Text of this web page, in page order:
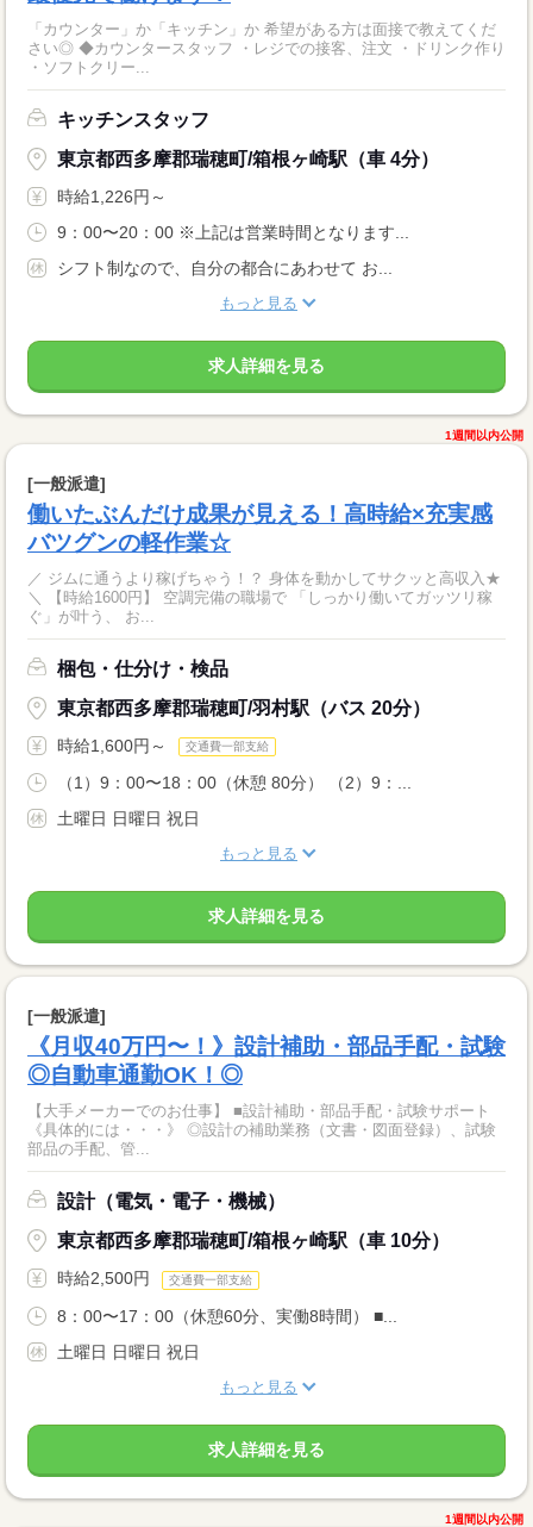
「カウンター」か「キッチン」か 希望がある方は面接で教えてくだ
さい◎ ◆カウンタースタッフ ・レジでの接客、注文 ・ドリンク作り
・ソフトクリー...
キッチンスタッフ
東京都西多摩郡瑞穂町/箱根ヶ崎駅（車 4分）
時給1,226円～
9：00〜20：00 ※上記は営業時間となります...
シフト制なので、自分の都合にあわせて お...
もっと見る
求人詳細を見る
1週間以内公開
[一般派遣]
働いたぶんだけ成果が見える！高時給×充実感
バツグンの軽作業☆
／ ジムに通うより稼げちゃう！？ 身体を動かしてサクッと高収入★
＼ 【時給1600円】 空調完備の職場で 「しっかり働いてガッツリ稼
ぐ」が叶う、 お...
梱包・仕分け・検品
東京都西多摩郡瑞穂町/羽村駅（バス 20分）
時給1,600円～ 交通費一部支給
（1）9：00〜18：00（休憩 80分） （2）9：...
土曜日 日曜日 祝日
もっと見る
求人詳細を見る
[一般派遣]
《月収40万円〜！》設計補助・部品手配・試験
◎自動車通勤OK！◎
【大手メーカーでのお仕事】 ■設計補助・部品手配・試験サポート
《具体的には・・・》 ◎設計の補助業務（文書・図面登録）、試験
部品の手配、管...
設計（電気・電子・機械）
東京都西多摩郡瑞穂町/箱根ヶ崎駅（車 10分）
時給2,500円 交通費一部支給
8：00〜17：00（休憩60分、実働8時間） ■...
土曜日 日曜日 祝日
もっと見る
求人詳細を見る
1週間以内公開